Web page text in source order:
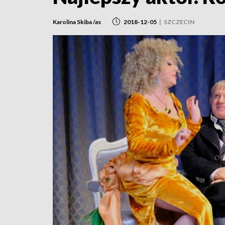
Karolina Skiba /as 2018-12-05 | SZCZECIN